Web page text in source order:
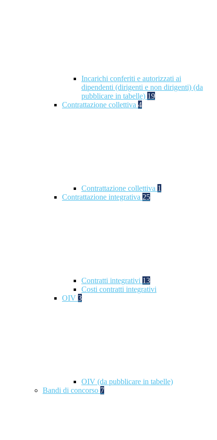
Incarichi conferiti e autorizzati ai
dipendenti (dirigenti e non dirigenti) (da
pubblicare in tabelle) 19
Contrattazione collettiva 4
Contrattazione collettiva 1
Contrattazione integrativa 25
Contratti integrativi 13
Costi contratti integrativi
OIV 3
OIV (da pubblicare in tabelle)
Bandi di concorso 7